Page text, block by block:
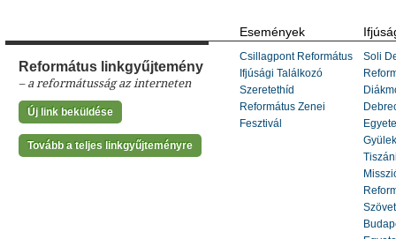
Református linkgyűjtemény
– a reformátusság az interneten
Új link beküldése
Tovább a teljes linkgyűjteményre
Események
Csillagpont Református
Ifjúsági Találkozó
Szeretethíd
Református Zenei
Fesztivál
Soli